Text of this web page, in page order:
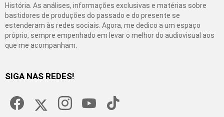
História. As análises, informações exclusivas e matérias sobre
bastidores de produções do passado e do presente se
estenderam às redes sociais. Agora, me dedico a um espaço
próprio, sempre empenhado em levar o melhor do audiovisual aos
que me acompanham.
SIGA NAS REDES!